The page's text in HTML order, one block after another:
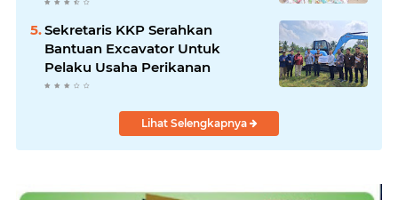
Padang
Sekretaris KKP Serahkan
Bantuan Excavator Untuk
Pelaku Usaha Perikanan
Lihat Selengkapnya